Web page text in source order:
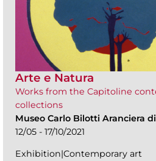
Arte e Natura
Works from the Capitoline
collections
Museo Carlo Bilotti Aranciera
12/05 - 17/10/2021
Exhibition|Contemporary art